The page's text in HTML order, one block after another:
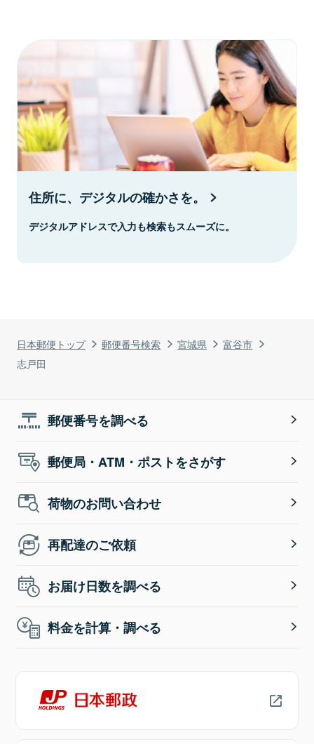
日本郵便トップ 郵便番号検索 宮城県
富谷市
志戸田
住所に、デジタルの確かさを。
デジタルアドレスで入力も検索もスムーズに。
郵便番号を調べる
郵便局・ATM・ポストをさがす
荷物のお問い合わせ
再配達のご依頼
お届け日数を調べる
料金を計算・調べる